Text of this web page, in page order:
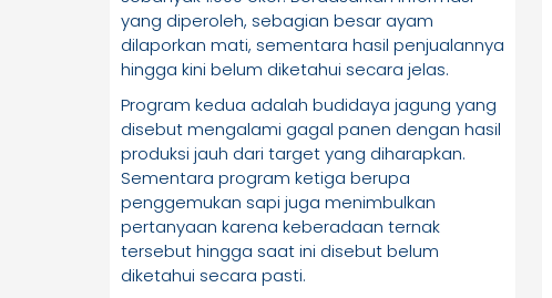
yang diperoleh, sebagian besar ayam
dilaporkan mati, sementara hasil penjualannya
hingga kini belum diketahui secara jelas.
Program kedua adalah budidaya jagung yang
disebut mengalami gagal panen dengan hasil
produksi jauh dari target yang diharapkan.
Sementara program ketiga berupa
penggemukan sapi juga menimbulkan
pertanyaan karena keberadaan ternak
tersebut hingga saat ini disebut belum
diketahui secara pasti.